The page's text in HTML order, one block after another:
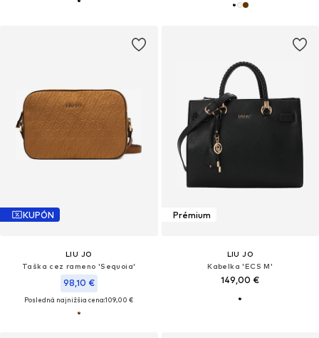
KUPÓN
LIU JO
Taška cez rameno 'Sequoia'
98,10 €
Posledná najnižšia cena:109,00 €
Prémium
LIU JO
Kabelka 'ECS M'
149,00 €